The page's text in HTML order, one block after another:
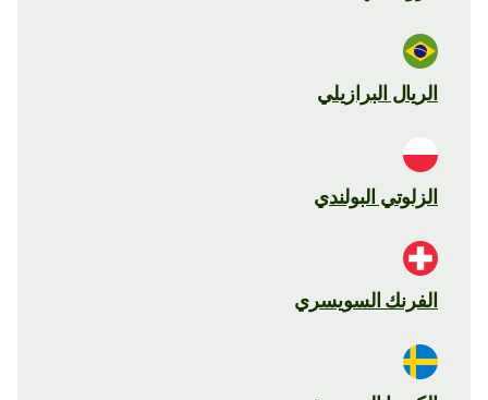
الريال البرازيلي
الزلوتي البولندي
الفرنك السويسري